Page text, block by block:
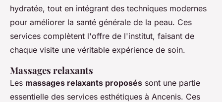
hydratée, tout en intégrant des techniques modernes
pour améliorer la santé générale de la peau. Ces
services complètent l'offre de l'institut, faisant de
chaque visite une véritable expérience de soin.
Massages relaxants
Les massages relaxants proposés sont une partie
essentielle des services esthétiques à Ancenis. Ces